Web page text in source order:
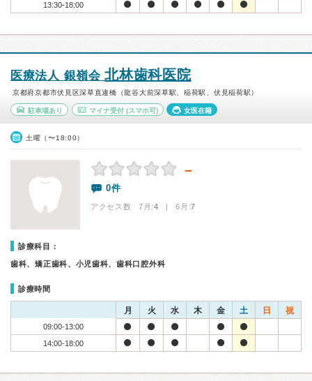
13:30-18:00
医療法人 銀嶺会北林歯科医院
京都府京都市伏見区深草直違橋（龍谷大前深草駅、稲荷駅、伏見稲荷駅）
駐車場あり マイナ受付(スマホ可) 女医在籍
土曜（〜18:00）
－
0件
アクセス数 7月:4 | 6月:7
診療科目：
歯科、矯正歯科、小児歯科、歯科口腔外科
診療時間
月 火 水 木 金 土 日 祝
09:00-13:00
14:00-18:00